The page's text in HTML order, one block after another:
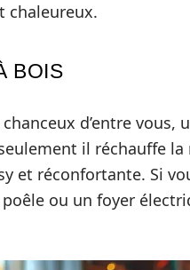
chaleureux.
BOIS
d’entre vous,
il réchauffe
et réconfortante. Si
ou un foyer